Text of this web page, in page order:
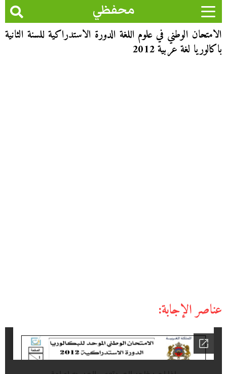
محفظي
الامتحان الوطني في علوم اللغة الدورة الاستدراكية للسنة الثانية
باكالوريا لغة عربية 2012
عناصر الإجابة: